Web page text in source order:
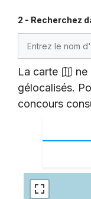
2 - Recherchez
La carte
ne
gélocalisés.
concours